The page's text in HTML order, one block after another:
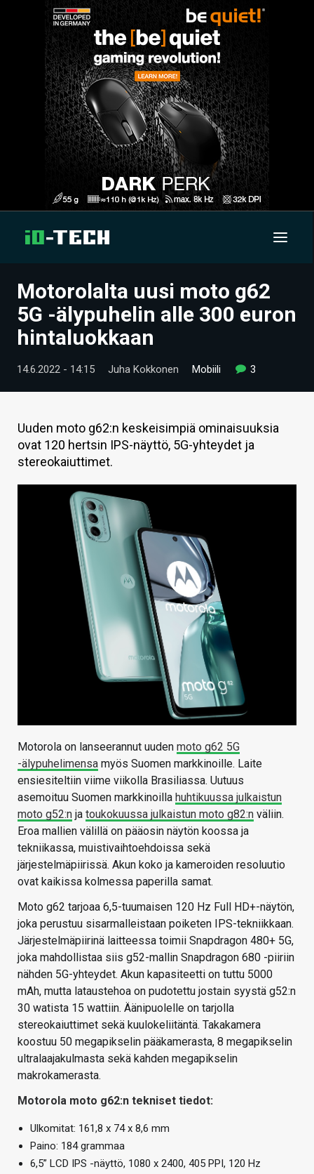
UUTISET
ARTIKKELIT
VIDEOT
TECHBBS
TIETOA
HINTA.FI
VAIHDA TEEMA
Motorolalta uusi moto g62
5G -älypuhelin alle 300 euron
hintaluokkaan
14.6.2022 - 14:15 Juha Kokkonen Mobiili 3
Uuden moto g62:n keskeisimpiä ominaisuuksia
ovat 120 hertsin IPS-näyttö, 5G-yhteydet ja
stereokaiuttimet.
Motorola on lanseerannut uuden moto g62 5G
-älypuhelimensa myös Suomen markkinoille. Laite
ensiesiteltiin viime viikolla Brasiliassa. Uutuus
asemoituu Suomen markkinoilla huhtikuussa julkaistun
moto g52:n ja toukokuussa julkaistun moto g82:n väliin.
Eroa mallien välillä on pääosin näytön koossa ja
tekniikassa, muistivaihtoehdoissa sekä
järjestelmäpiirissä. Akun koko ja kameroiden resoluutio
ovat kaikissa kolmessa paperilla samat.
Moto g62 tarjoaa 6,5-tuumaisen 120 Hz Full HD+-näytön,
joka perustuu sisarmalleistaan poiketen IPS-tekniikkaan.
Järjestelmäpiirinä laitteessa toimii Snapdragon 480+ 5G,
joka mahdollistaa siis g52-mallin Snapdragon 680 -piiriin
nähden 5G-yhteydet. Akun kapasiteetti on tuttu 5000
mAh, mutta lataustehoa on pudotettu jostain syystä g52:n
30 watista 15 wattiin. Äänipuolelle on tarjolla
stereokaiuttimet sekä kuulokeliitäntä. Takakamera
koostuu 50 megapikselin pääkamerasta, 8 megapikselin
ultralaajakulmasta sekä kahden megapikselin
makrokamerasta.
Motorola moto g62:n tekniset tiedot:
Ulkomitat: 161,8 x 74 x 8,6 mm
Paino: 184 grammaa
6,5” LCD IPS -näyttö, 1080 x 2400, 405 PPI, 120 Hz